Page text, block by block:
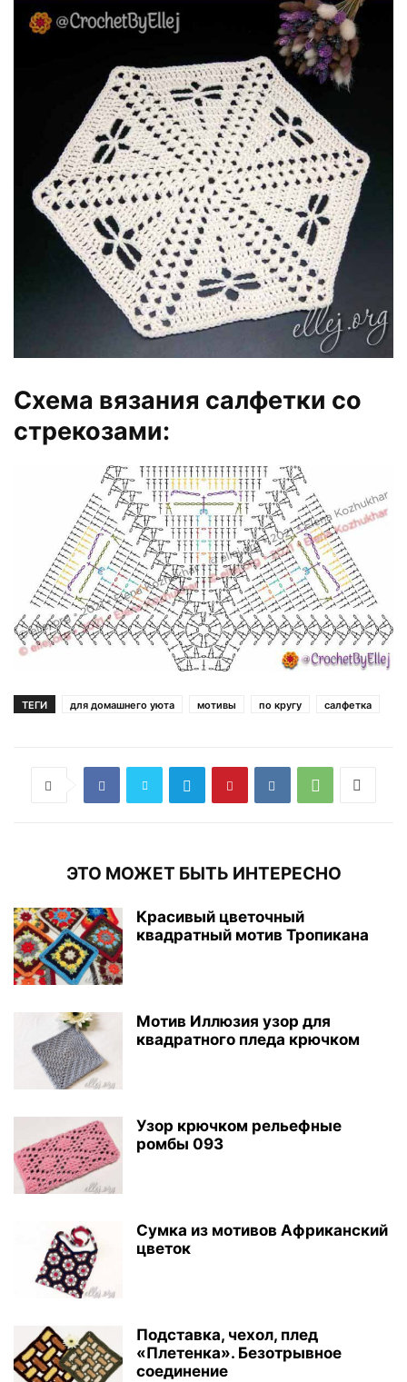
Схема вязания салфетки со
стрекозами:
ТЕГИ для домашнего уюта мотивы по кругу салфетка
ЭТО МОЖЕТ БЫТЬ ИНТЕРЕСНО
Красивый цветочный
квадратный мотив Тропикана
Мотив Иллюзия узор для
квадратного пледа крючком
Узор крючком рельефные
ромбы 093
Сумка из мотивов Африканский
цветок
Подставка, чехол, плед
«Плетенка». Безотрывное
соединение